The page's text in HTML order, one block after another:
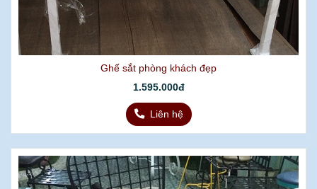
Ghế sắt phòng khách đẹp
1.595.000đ
Liên hệ